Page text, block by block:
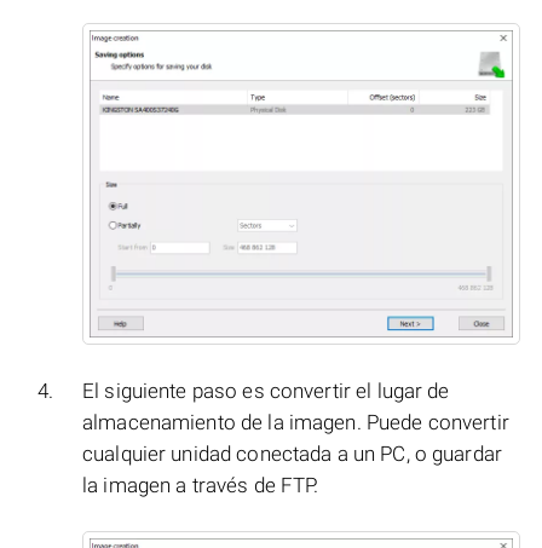
El siguiente paso es convertir el lugar de
almacenamiento de la imagen. Puede convertir
cualquier unidad conectada a un PC, o guardar
la imagen a través de FTP.